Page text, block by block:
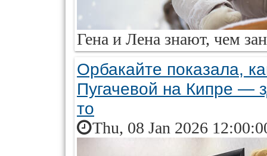
Гена и Лена знают, чем
Орбакайте показала,
Пугачевой на Кипре —
то
Thu, 08 Jan 2026